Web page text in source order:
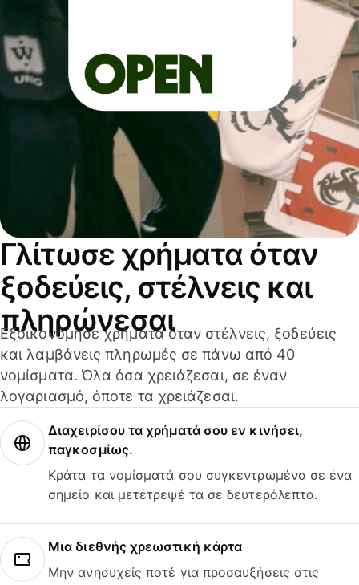
Γλίτωσε χρήματα όταν
ξοδεύεις, στέλνεις και
πληρώνεσαι
Εξοικονόμησε χρήματα όταν στέλνεις, ξοδεύεις
και λαμβάνεις πληρωμές σε πάνω από 40
νομίσματα. Όλα όσα χρειάζεσαι, σε έναν
λογαριασμό, όποτε τα χρειάζεσαι.
Διαχειρίσου τα χρήματά σου εν κινήσει,
παγκοσμίως.
Κράτα τα νομίσματά σου συγκεντρωμένα σε ένα
σημείο και μετέτρεψέ τα σε δευτερόλεπτα.
Μια διεθνής χρεωστική κάρτα
Μην ανησυχείς ποτέ για προσαυξήσεις στις